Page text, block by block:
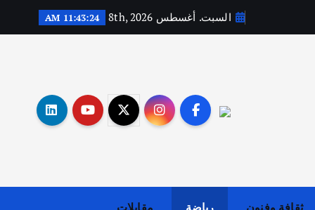
السبت. أغسطس 8th, 2026 11:43:25 AM